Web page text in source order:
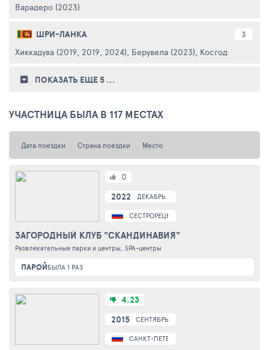
Варадеро (2023)
ШРИ-ЛАНКА 3
Хиккадува (2019, 2019, 2024), Берувела (2023), Косгода (2024)
ПОКАЗАТЬ ЕЩЕ 5 ...
УЧАСТНИЦА БЫЛА В 117 МЕСТАХ
Дата поездки Страна поездки Место
2022 ДЕКАБРЬ
СЕСТРОРЕЦК
ЗАГОРОДНЫЙ КЛУБ "СКАНДИНАВИЯ"
Развлекательные парки и центры, SPA-центры
0
ПАРОЙБЫЛА 1 РАЗ
2015 СЕНТЯБРЬ
САНКТ-ПЕТЕРБУРГ
4.23